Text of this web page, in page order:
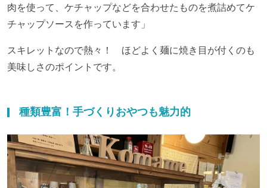
肉を使って、ケチャップなどを合わせたものを煮詰めてケ
チャップソースを作っています」
スキレットなので熱々！ ほどよく麺に焼き目が付くのも
美味しさのポイントです。
種類豊富！手づくりおやつも魅力的